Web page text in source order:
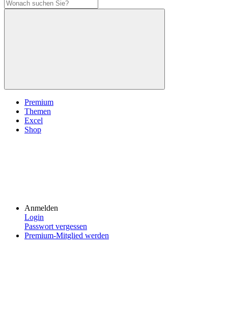
Premium
Themen
Excel
Shop
Anmelden
Login
Passwort vergessen
Premium-Mitglied werden